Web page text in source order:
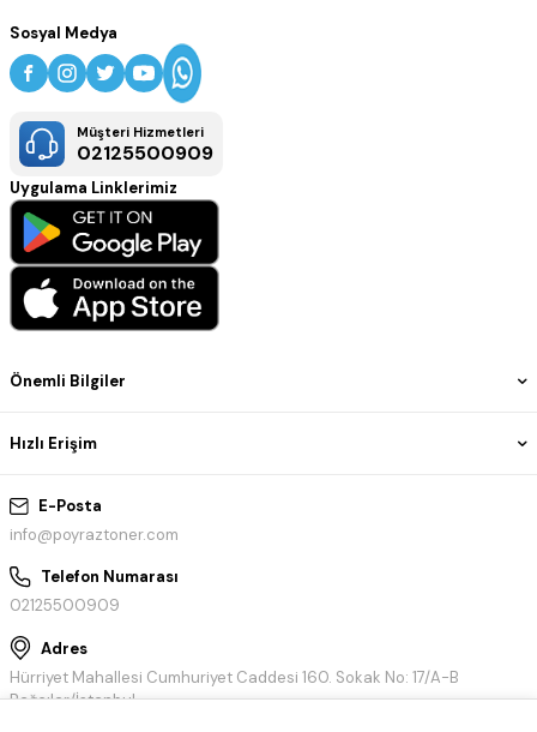
E-Posta
info@poyraztoner.com
Telefon Numarası
02125500909
Adres
Hürriyet Mahallesi Cumhuriyet Caddesi 160. Sokak No: 17/A-B
Bağcılar/İstanbul
Önemli Bilgiler
Hızlı Erişim
Sosyal Medya
Müşteri Hizmetleri
02125500909
Uygulama Linklerimiz